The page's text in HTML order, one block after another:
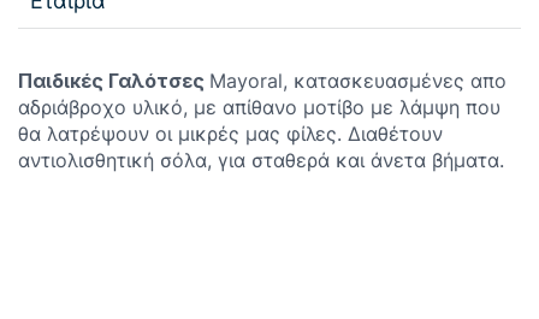
Παιδικές Γαλότσες Mayoral, κατασκευασμένες απο
αδριάβροχο υλικό, με απίθανο μοτίβο με λάμψη που
θα λατρέψουν οι μικρές μας φίλες. Διαθέτουν
αντιολισθητική σόλα, για σταθερά και άνετα βήματα.